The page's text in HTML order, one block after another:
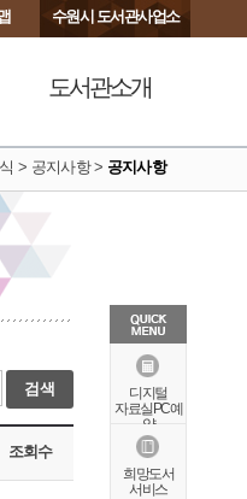
수원시 도서관사업소
도서관소개
연혁
> 공지사항 > 공지사항
검색
조회수
디지털
자료실PC예
약
희망도서
서비스